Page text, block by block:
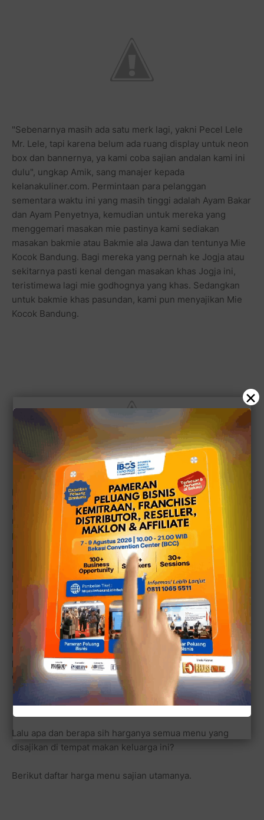
"Sebenarnya masih ada satu merk lagi, yakni Pecel Lele
Mr. Lele, tapi karena belum ada ruang display untuk neon
box dan bannernya, ya kami coba sajian andalan kami ini
dulu", ungkap Amik, sang manajer kepada
kelanakuliner.com. Permintaan para pelanggan
sementara waktu ini yang masih tinggi adalah Ayam Bakar
dan Ayam Penyetnya, kemudian untuk mereka yang
menggemari masakan mie pastinya kami sediakan
masakan bakmie atau Bakmie ala Jawa dan tentunya Mie
Kocok Bandung. Bagi mereka yang pernah ke Jogja atau
sekitarnya pasti kenal dengan masakan khas Jogja ini,
teristimewa lagi mie godhognya yang khas. Sedangkan
untuk bakmie khas pasundan, kami pun menyajikan Mie
Kocok Bandung.
Intinya adalah, bila kebiasaan pelanggan kami adalah
makan nasi dan ayam, baik itu ayam bakar, panggang
maupun goreng, maka yang kami Andalkan adalah ayam
penyet khas Solo yang sedemikian populer di kalangan
p[enikmat ayam bakar, ayam goreng maupun ayam
penyet, termasuk ayam kremes. Sedangkan bagi
penggemar masakan yang kebetulan suka sekali dengan
masakan mie, maka sajian dari Jawa Tengah (Jogja) dan
Bandung lah yang menjadi andalan kami untuk keluarga
yang punya beragam selera. Di samping itu kami juga
menyediakan beragam lauk mulai dari tahu dan tempe
penyet yang memang sangat digemari dan diminta oleh
pelanggan kami, pungkas sang manajer yang telah lebih
dari 7 tahun bekerja di usaha rumah makan ini.
Lalu apa dan berapa sih harganya semua menu yang
disajikan di tempat makan keluarga ini?
Berikut daftar harga menu sajian utamanya.
×